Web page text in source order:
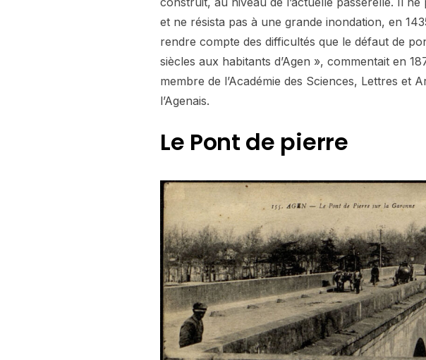
et ne résista pas à une grande inondation, en
rendre compte des difficultés que le défaut de
siècles aux habitants d’Agen », commentait en
membre de l’Académie des Sciences, Lettres et
l’Agenais.
Le Pont de pierre